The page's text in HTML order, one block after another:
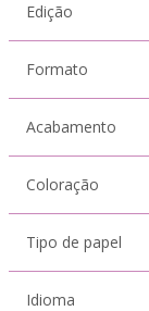
Edição
Formato
Acabamento
Coloração
Tipo de papel
Idioma